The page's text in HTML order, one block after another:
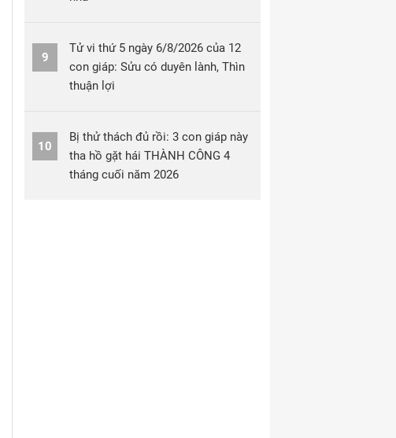
9
Tử vi thứ 5 ngày 6/8/2026 của 12
con giáp: Sửu có duyên lành, Thìn
thuận lợi
10
Bị thử thách đủ rồi: 3 con giáp này
tha hồ gặt hái THÀNH CÔNG 4
tháng cuối năm 2026